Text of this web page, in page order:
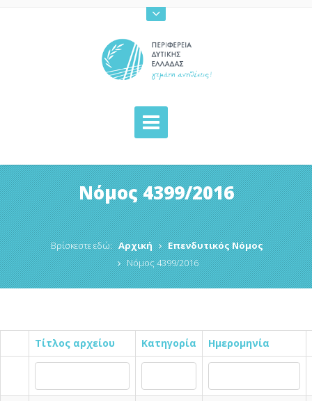
Νόμος 4399/2016
Βρίσκεστε εδώ: Αρχική
Επενδυτικός Νόμος
Νόμος 4399/2016
Τίτλος αρχείου Κατηγορία Ημερομηνία